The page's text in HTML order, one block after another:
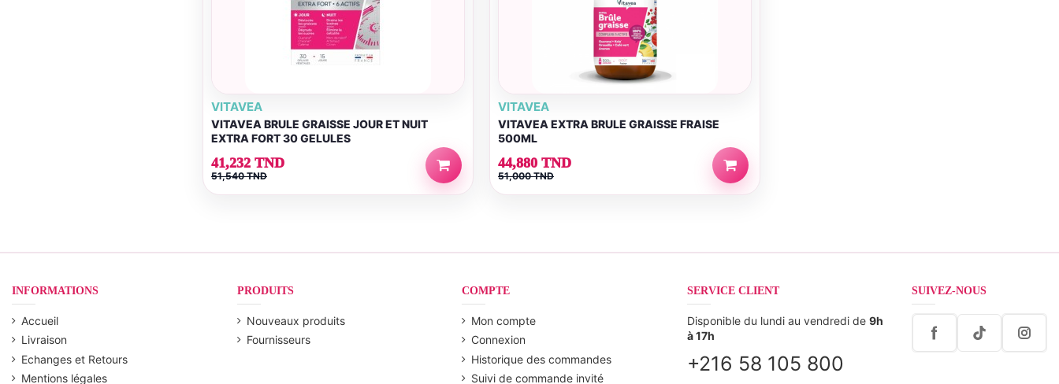
VITAVEA
VITAVEA BRULE GRAISSE JOUR ET NUIT
EXTRA FORT 30 GELULES
41,232 TND
51,540 TND
VITAVEA
VITAVEA EXTRA BRULE GRAISSE FRAISE
500ML
44,880 TND
51,000 TND
INFORMATIONS
Accueil
Livraison
Echanges et Retours
Mentions légales
PRODUITS
Nouveaux produits
Fournisseurs
COMPTE
Mon compte
Connexion
Historique des commandes
Suivi de commande invité
SERVICE CLIENT
Disponible du lundi au vendredi de 9h
à 17h
+216 58 105 800
SUIVEZ-NOUS